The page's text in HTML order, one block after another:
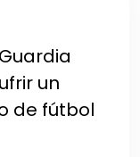
un
de fútbol